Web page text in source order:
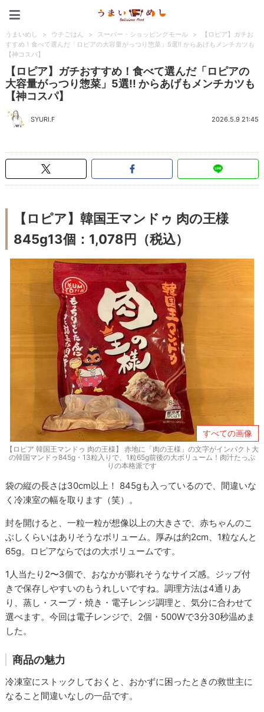
うまいめし > ウチごはん > スーパー・ショッピングモール >
【ロピア】ガチお
すすめ！食べて選んだ「ロピアの大容量がっつり惣菜」5選!! からあげもメンチカツも
【神コスパ】
【ロピア】ガチおすすめ！食べて選んだ「ロピアの
大容量がっつり惣菜」5選!! からあげもメンチカツも
【神コスパ】
SYURI.F 2026.5.9 21:45
【ロピア】韓国王マンドゥ 肉の王様
845g13個：1,078円（税込）
すべての画像
【ロピア 韓国王マンドゥ 肉の王様】 赤地に「肉の王様」の文字がインパクト大
の韓国マンドゥ845g・13粒入りで、1粒65g前後の大ボリューム！肉汁たっぷ
りの本格派です
袋の縦の長さは30cm以上！ 845gも入っているので、間違いな
く冷凍室の幅を取ります（笑）。
封を開けると、一粒一粒が想像以上の大きさで、赤ちゃんのこ
ぶしくらいはありそうなボリューム。厚みは約2cm、1粒なんと
65g。ロピアならではの大ボリュームです。
1人当たり2〜3個で、おなかが膨れそうなサイズ感。ジップ付
きで保存しやすいのもうれしいですね。調理方法は4通りあ
り、蒸し・スープ・焼き・電子レンジ調理と、気分に合わせて
選べます。今回は電子レンジで、2個・500Wで3分30秒温めま
した。
商品の魅力
冷凍室にストックしておくと、おかずに困ったときの救世主に
なること間違いなしの一品です。